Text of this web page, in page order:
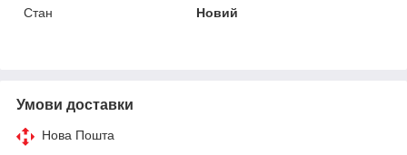
Стан
Новий
Умови доставки
Нова Пошта